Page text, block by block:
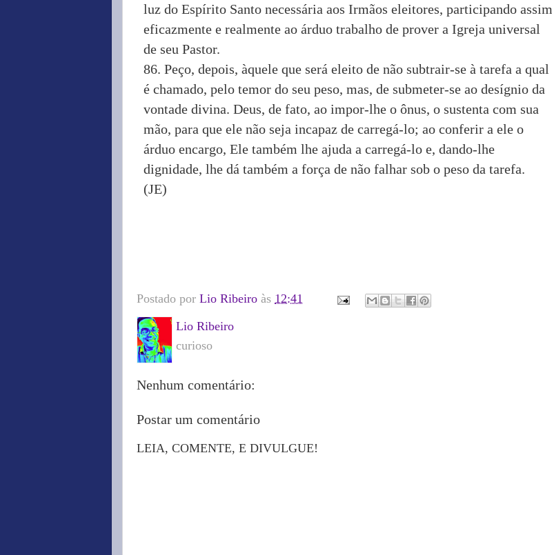
luz do Espírito Santo necessária aos Irmãos eleitores, participando assim
eficazmente e realmente ao árduo trabalho de prover a Igreja universal
de seu Pastor.
86. Peço, depois, àquele que será eleito de não subtrair-se à tarefa a qual
é chamado, pelo temor do seu peso, mas, de submeter-se ao desígnio da
vontade divina. Deus, de fato, ao impor-lhe o ônus, o sustenta com sua
mão, para que ele não seja incapaz de carregá-lo; ao conferir a ele o
árduo encargo, Ele também lhe ajuda a carregá-lo e, dando-lhe
dignidade, lhe dá também a força de não falhar sob o peso da tarefa.
(JE)
Postado por Lio Ribeiro às 12:41
Lio Ribeiro
curioso
Nenhum comentário:
Postar um comentário
LEIA, COMENTE, E DIVULGUE!